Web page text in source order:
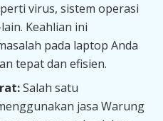
virus, sistem operasi
Keahlian ini
pada laptop Anda
tepat dan efisien.
Salah satu
jasa Warung